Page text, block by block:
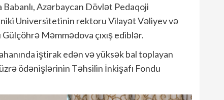
Azərbaycan Dövlət Pedaqoji
Universitetinin rektoru Vilayət Vəliyev və
Məmmədova çıxış ediblər.
iştirak edən və yüksək bal toplayan
ödənişlərinin Təhsilin İnkişafı Fondu